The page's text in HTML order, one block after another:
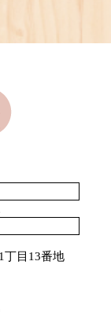
動
丁目13番地